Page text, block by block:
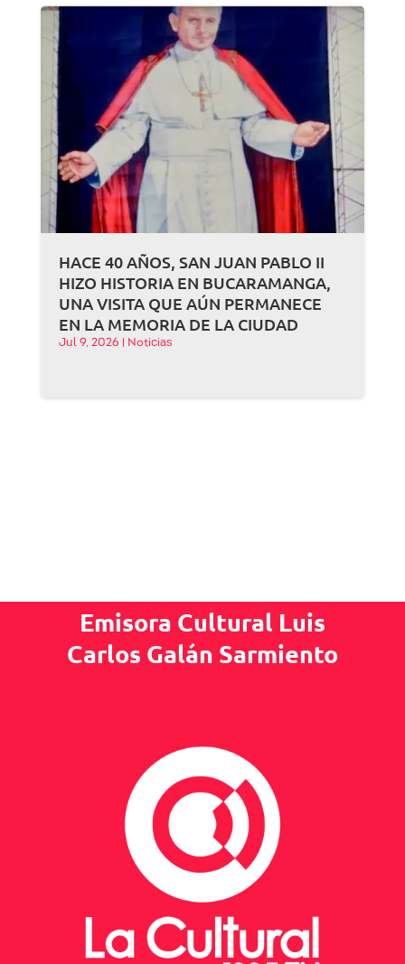
HACE 40 AÑOS, SAN JUAN PABLO II
HIZO HISTORIA EN BUCARAMANGA,
UNA VISITA QUE AÚN PERMANECE
EN LA MEMORIA DE LA CIUDAD
Jul 9, 2026 Noticias
Emisora Cultural Luis
Carlos Galán Sarmiento